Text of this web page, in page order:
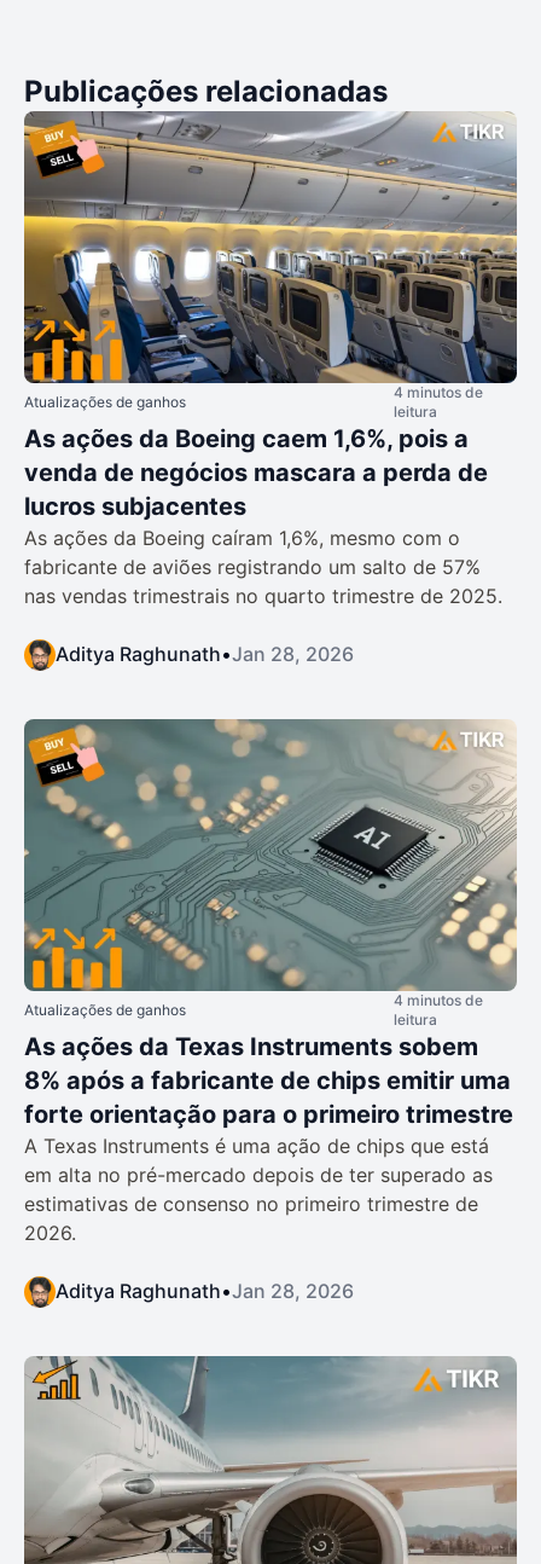
Publicações relacionadas
Atualizações de ganhos
4 minutos de
leitura
As ações da Boeing caem 1,6%, pois a
venda de negócios mascara a perda de
lucros subjacentes
As ações da Boeing caíram 1,6%, mesmo com o
fabricante de aviões registrando um salto de 57%
nas vendas trimestrais no quarto trimestre de 2025.
Aditya Raghunath•Jan 28, 2026
Atualizações de ganhos
4 minutos de
leitura
As ações da Texas Instruments sobem
8% após a fabricante de chips emitir uma
forte orientação para o primeiro trimestre
A Texas Instruments é uma ação de chips que está
em alta no pré-mercado depois de ter superado as
estimativas de consenso no primeiro trimestre de
2026.
Aditya Raghunath•Jan 28, 2026